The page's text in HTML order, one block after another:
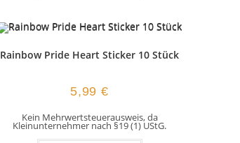
Rainbow Pride Heart Sticker 10 Stück
5,99€
Kein Mehrwertsteuerausweis, da
Kleinunternehmer nach §19 (1) UStG.